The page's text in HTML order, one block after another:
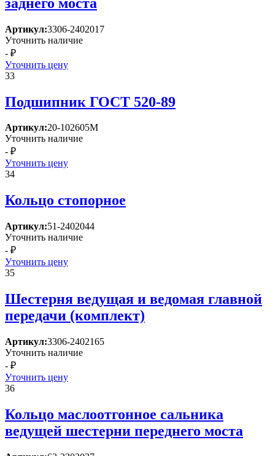
Артикул:3306-2402017
Уточнить наличие
- ₽
Уточнить цену
33
Подшипник ГОСТ 520-89
Артикул:20-102605М
Уточнить наличие
- ₽
Уточнить цену
34
Кольцо стопорное
Артикул:51-2402044
Уточнить наличие
- ₽
Уточнить цену
35
Шестерня ведущая и ведомая главной
передачи (комплект)
Артикул:3306-2402165
Уточнить наличие
- ₽
Уточнить цену
36
Кольцо маслоотгонное сальника
ведущей шестерни переднего моста